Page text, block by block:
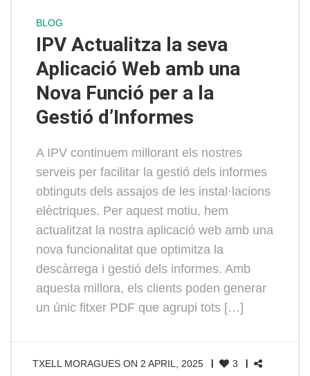
BLOG
IPV Actualitza la seva
Aplicació Web amb una
Nova Funció per a la
Gestió d’Informes
A IPV continuem millorant els nostres
serveis per facilitar la gestió dels informes
obtinguts dels assajos de les instal·lacions
elèctriques. Per aquest motiu, hem
actualitzat la nostra aplicació web amb una
nova funcionalitat que optimitza la
descàrrega i gestió dels informes. Amb
aquesta millora, els clients poden generar
un únic fitxer PDF que agrupi tots […]
TXELL MORAGUES ON 2 APRIL, 2025 3